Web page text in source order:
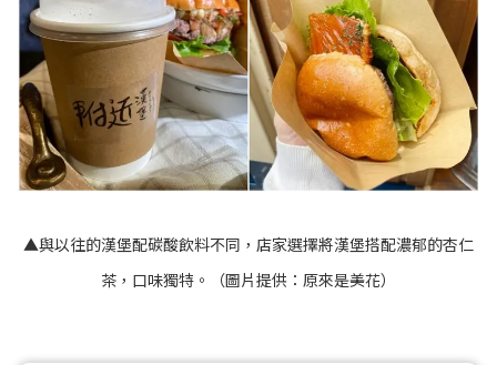
▲與以往的漢堡配碳酸飲料不同，店家選擇將漢堡搭配濃郁的杏仁
茶，口味獨特。（圖片提供：原來是美花）